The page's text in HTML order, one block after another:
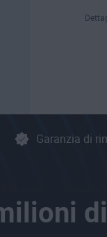
Garanzia di